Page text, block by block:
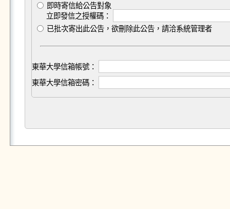
即時寄信給公告對象
立即發信之授權碼：
已批次寄出此公告，欲刪除此公告，請洽系統管理者
東華大學信箱帳號：
東華大學信箱密碼：